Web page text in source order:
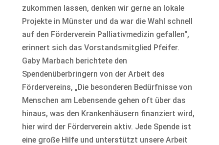
zukommen lassen, denken wir gerne an lokale
Projekte in Münster und da war die Wahl schnell
auf den Förderverein Palliativmedizin gefallen“,
erinnert sich das Vorstandsmitglied Pfeifer.
Gaby Marbach berichtete den
Spendenüberbringern von der Arbeit des
Fördervereins, „Die besonderen Bedürfnisse von
Menschen am Lebensende gehen oft über das
hinaus, was den Krankenhäusern finanziert wird,
hier wird der Förderverein aktiv. Jede Spende ist
eine große Hilfe und unterstützt unsere Arbeit